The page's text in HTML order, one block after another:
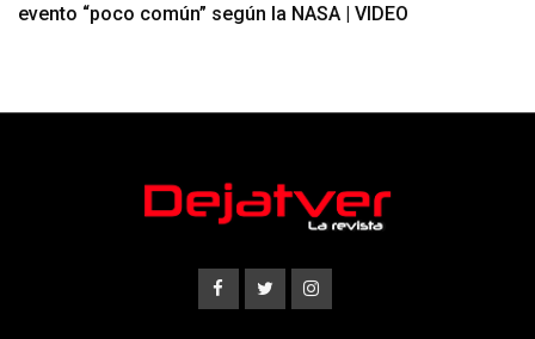
evento “poco común” según la NASA | VIDEO